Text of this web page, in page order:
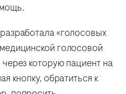
«голосовых
голосовой
которую пациент на
кнопку, обратиться к